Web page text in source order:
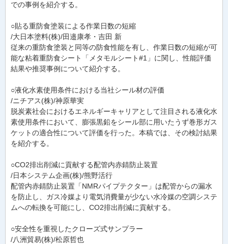
での事例を紹介する。
○貼る重防食塗装による作業日数の短縮
/大日本塗料(株)/田邉康孝・吉田 新
従来の重防食塗装と同等の防食性能を有し、作業日数の短縮が可
能な粘着重防食シート「メタモルシート#1」に関し、性能評価
結果や推奨事例について紹介する。
○液化水素使用条件における当社シール材の評価
/ニチアス(株)/神原華実
脱炭素社会におけるエネルギーキャリアとして注目される液化水
素使用条件において、膨張黒鉛をシール部に用いたうず巻形ガス
ケットの適合性について評価を行った。本稿では、その検討結果
を紹介する。
○CO2排出削減に貢献する配管内赤錆防止装置
/日本システム企画(株)/熊野活行
配管内赤錆防止装置「NMRパイプテクター」は配管からの漏水
を防止し、ガス冷媒より電気消費量が少ない水冷媒の空調システ
ムへの転換を可能にし、CO2排出削減に貢献する。
○安全性を重視したクローズ式サンプラー
/八洲貿易(株)/松原哲也